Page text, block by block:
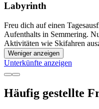
Labyrinth
Freu dich auf einen
Aufenthalts in Semmering.
Aktivitäten wie Skifahren
Weniger anzeigen
Unterkünfte anzeigen
Häufig gestellte